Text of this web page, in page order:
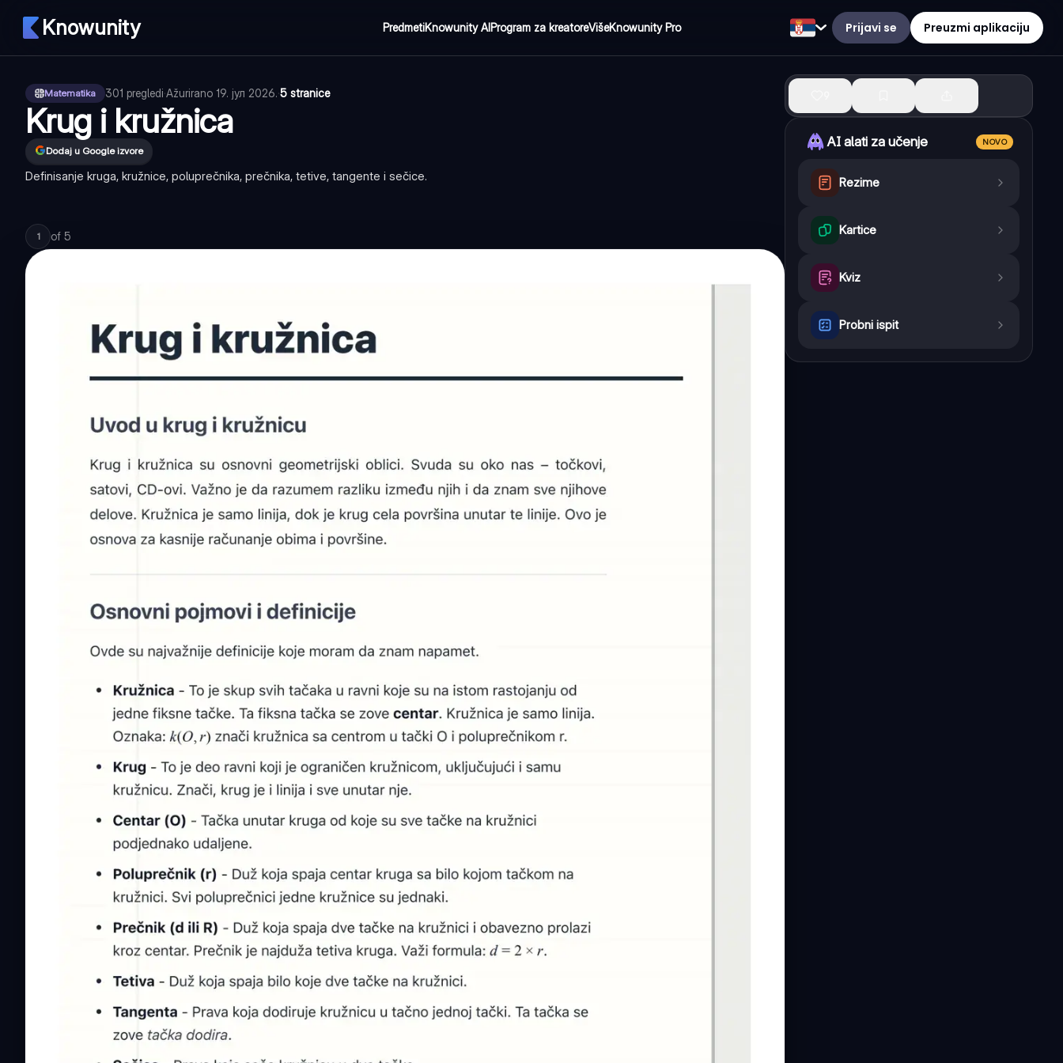
Knowunity PredmetiKnowunity AIProgram za kreatoreVišeKnowunity Pro Prijavi se Preuzmi aplikaciju
Matematika 301 pregledi·Ažurirano 19. јул 2026.·5 stranice
Krug i kružnica
Dodaj u Google izvore
Definisanje kruga, kružnice, poluprečnika, prečnika, tetive, tangente i sečice.
1 of 5
AI alati za učenje NOVO
Rezime
Kartice
Kviz
Probni ispit